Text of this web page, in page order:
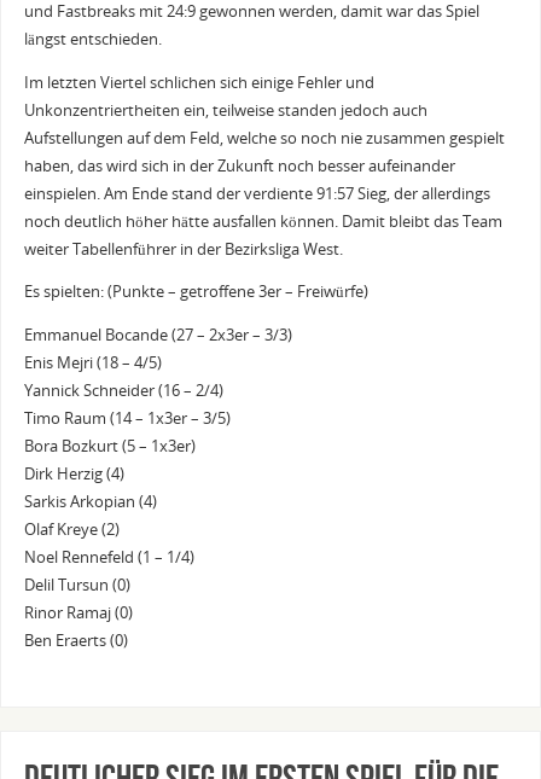
und Fastbreaks mit 24:9 gewonnen werden, damit war das Spiel
längst entschieden.
Im letzten Viertel schlichen sich einige Fehler und
Unkonzentriertheiten ein, teilweise standen jedoch auch
Aufstellungen auf dem Feld, welche so noch nie zusammen gespielt
haben, das wird sich in der Zukunft noch besser aufeinander
einspielen. Am Ende stand der verdiente 91:57 Sieg, der allerdings
noch deutlich höher hätte ausfallen können. Damit bleibt das Team
weiter Tabellenführer in der Bezirksliga West.
Es spielten: (Punkte – getroffene 3er – Freiwürfe)
Emmanuel Bocande (27 – 2x3er – 3/3)
Enis Mejri (18 – 4/5)
Yannick Schneider (16 – 2/4)
Timo Raum (14 – 1x3er – 3/5)
Bora Bozkurt (5 – 1x3er)
Dirk Herzig (4)
Sarkis Arkopian (4)
Olaf Kreye (2)
Noel Rennefeld (1 – 1/4)
Delil Tursun (0)
Rinor Ramaj (0)
Ben Eraerts (0)